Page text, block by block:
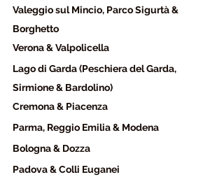
Valeggio sul Mincio, Parco Sigurtà &
Borghetto
Verona & Valpolicella
Lago di Garda (Peschiera del Garda,
Sirmione & Bardolino)
Cremona & Piacenza
Parma, Reggio Emilia & Modena
Bologna & Dozza
Padova & Colli Euganei